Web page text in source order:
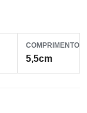
COMPRIMENTO
5,5cm